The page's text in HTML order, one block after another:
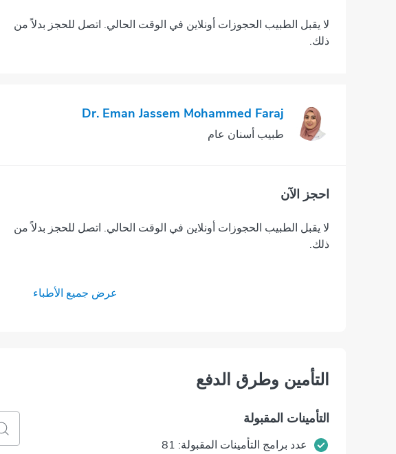
لا يقبل الطبيب الحجوزات أونلاين في الوقت الحالي. اتصل للحجز بدلاً من
ذلك.
Dr. Eman Jassem Mohammed Faraj
طبيب أسنان عام
احجز الآن
لا يقبل الطبيب الحجوزات أونلاين في الوقت الحالي. اتصل للحجز بدلاً من
ذلك.
عرض جميع الأطباء
التأمين وطرق الدفع
التأمينات المقبولة
عدد برامج التأمينات المقبولة: 81